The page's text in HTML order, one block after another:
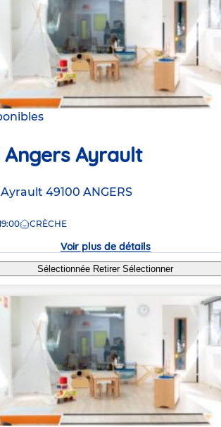
Angers Ayrault
49100 ANGERS
CRÈCHE
Voir plus de détails
Sélectionnée RetirerSélectionner